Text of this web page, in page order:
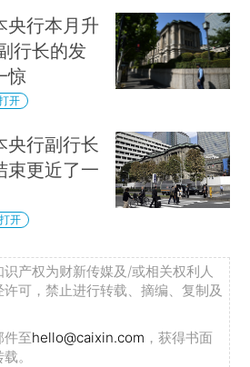
央行本月升
行长的发
惊
开
央行副行长
束更近了一
开
产权为财新传媒及/或相关权利人
可，禁止进行转载、摘编、复制及
件至hello@caixin.com ，获得书面
。